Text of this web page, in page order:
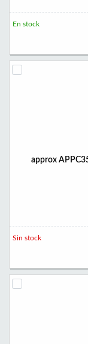
En stock
approx
Sin stock